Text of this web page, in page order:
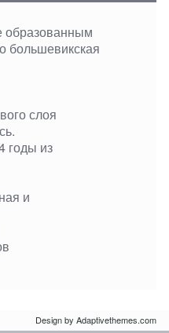
образованным
большевикская
слоя
годы из
и
Design by Adaptivethemes.com